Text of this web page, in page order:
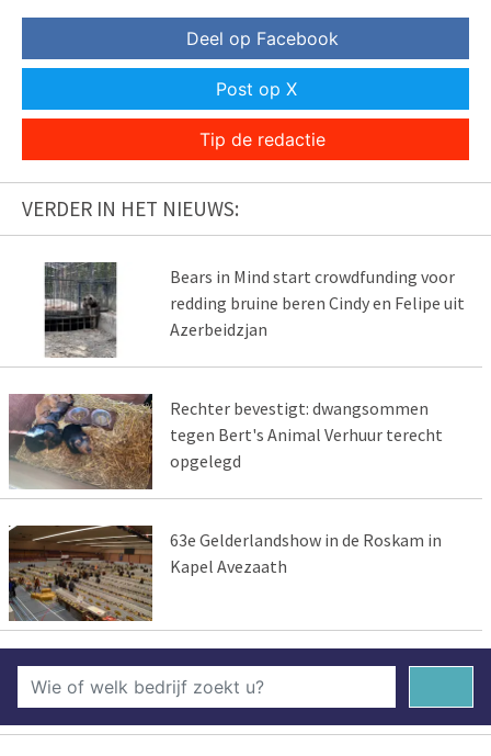
Deel op Facebook
Post op X
Tip de redactie
VERDER IN HET NIEUWS:
Bears in Mind start crowdfunding voor
redding bruine beren Cindy en Felipe uit
Azerbeidzjan
Rechter bevestigt: dwangsommen
tegen Bert's Animal Verhuur terecht
opgelegd
63e Gelderlandshow in de Roskam in
Kapel Avezaath